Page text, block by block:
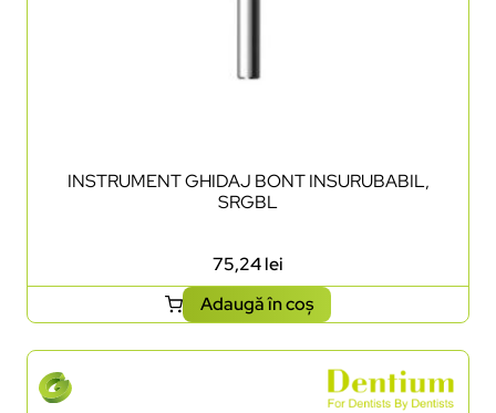
INSTRUMENT GHIDAJ BONT INSURUBABIL,
SRGBL
75,24lei
Adaugă în coș